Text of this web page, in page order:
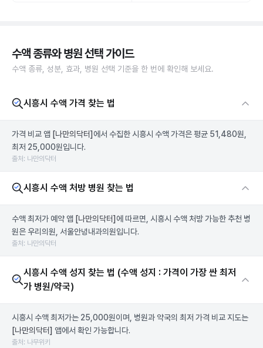
수액 종류와 병원 선택 가이드
수액 종류, 성분, 효과, 병원 선택 기준을 한 번에 확인해 보세요.
시흥시 수액 가격 찾는 법
가격 비교 앱 [나만의닥터] 에서 수집한 시흥시 수액 가격은 평균 51,480원,
최저 25,000원입니다.
출처: 나만의닥터
시흥시 수액 처방 병원 찾는 법
수액 최저가 예약 앱 [나만의닥터] 에 따르면, 시흥시 수액 처방 가능한 추천 병
원은 우리의원, 서울안녕내과의원입니다.
출처: 나만의닥터
시흥시 수액 성지 찾는 법 (수액 성지 : 가격이 가장 싼 최저
가 병원/약국)
시흥시 수액 최저가는 25,000원이며, 병원과 약국의 최저 가격 비교 지도는
[나만의닥터] 앱에서 확인 가능합니다.
출처: 나무위키